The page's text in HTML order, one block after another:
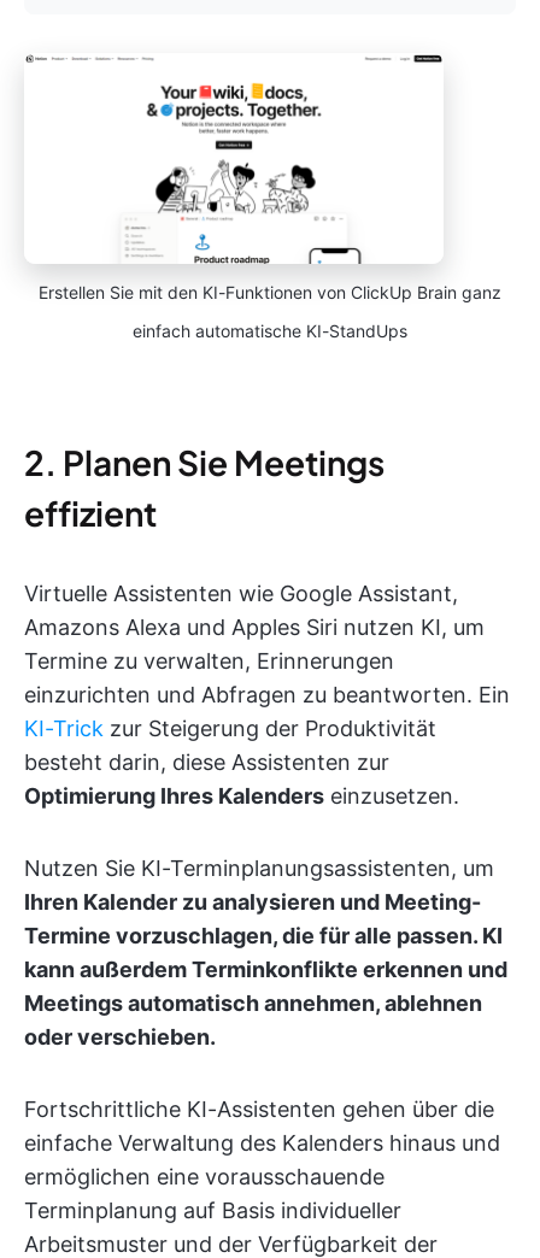
Erstellen Sie mit den KI-Funktionen von ClickUp Brain ganz
einfach automatische KI-StandUps
2. Planen Sie Meetings
effizient
Virtuelle Assistenten wie Google Assistant,
Amazons Alexa und Apples Siri nutzen KI, um
Termine zu verwalten, Erinnerungen
einzurichten und Abfragen zu beantworten. Ein
KI-Trick zur Steigerung der Produktivität
besteht darin, diese Assistenten zur
Optimierung Ihres Kalenders einzusetzen.
Nutzen Sie KI-Terminplanungsassistenten, um
Ihren Kalender zu analysieren und Meeting-
Termine vorzuschlagen, die für alle passen. KI
kann außerdem Terminkonflikte erkennen und
Meetings automatisch annehmen, ablehnen
oder verschieben.
Fortschrittliche KI-Assistenten gehen über die
einfache Verwaltung des Kalenders hinaus und
ermöglichen eine vorausschauende
Terminplanung auf Basis individueller
Arbeitsmuster und der Verfügbarkeit der